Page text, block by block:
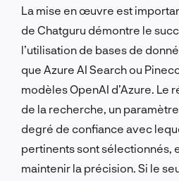
La mise en œuvre est
de Chatguru démontre le
l’utilisation de bases de
que Azure AI Search ou
modèles OpenAI d’Azure. Le
de la recherche, un
degré de confiance avec
pertinents sont sélectionnés,
maintenir la précision. Si le